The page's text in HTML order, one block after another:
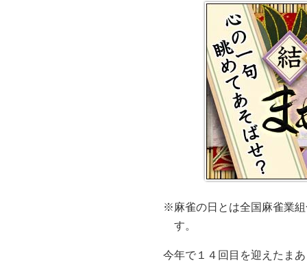
※麻雀の日とは全国麻雀業
す。
今年で１４回目を迎えたま